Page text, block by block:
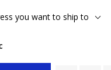
you want to ship to